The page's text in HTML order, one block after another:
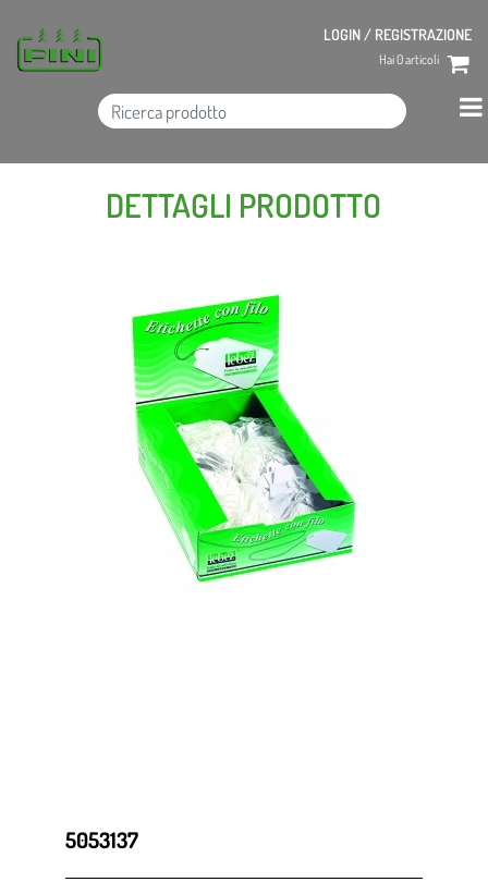
LOGIN / REGISTRAZIONE
Hai0articoli
DETTAGLI PRODOTTO
5053137